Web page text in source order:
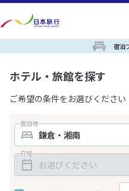
宿泊
ホテル・旅館を探す
ご希望の条件をお選びください
宿泊地
日程